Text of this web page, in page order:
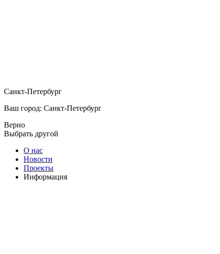
Санкт-Петербург
Ваш город: Санкт-Петербург
Верно
Выбрать другой
О нас
Новости
Проекты
Информация